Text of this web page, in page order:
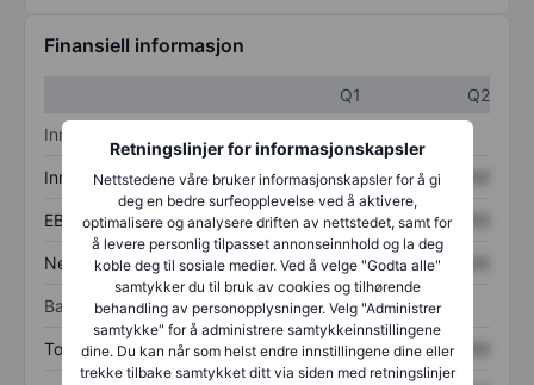
Retningslinjer for informasjonskapsler
Nettstedene våre bruker informasjonskapsler for å gi
deg en bedre surfeopplevelse ved å aktivere,
optimalisere og analysere driften av nettstedet, samt for
å levere personlig tilpasset annonseinnhold og la deg
koble deg til sosiale medier. Ved å velge "Godta alle"
samtykker du til bruk av cookies og tilhørende
behandling av personopplysninger. Velg "Administrer
samtykke" for å administrere samtykkeinnstillingene
dine. Du kan når som helst endre innstillingene dine eller
trekke tilbake samtykket ditt via siden med retningslinjer
Finansiell informasjon
Q1
Q2
Inntektsoversikt
Inntekter XXXXXXX XXXXXXX
EBITDA XXXXXXX XXXXXXX
Nettoinntekt XXXXXXX XXXXXXX
Balanse
Totale eiendeler XXXXXXX XXXXXXX